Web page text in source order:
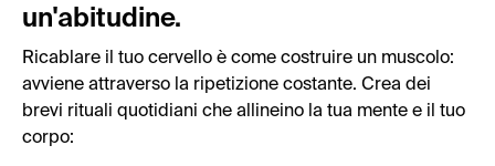
un'abitudine.
Ricablare il tuo cervello è come costruire un muscolo:
avviene attraverso la ripetizione costante. Crea dei
brevi rituali quotidiani che allineino la tua mente e il tuo
corpo: